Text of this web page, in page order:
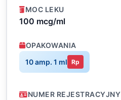
MOC LEKU
100 mcg/ml
OPAKOWANIA
10 amp. 1 ml Rp
NUMER REJESTRACYJNY